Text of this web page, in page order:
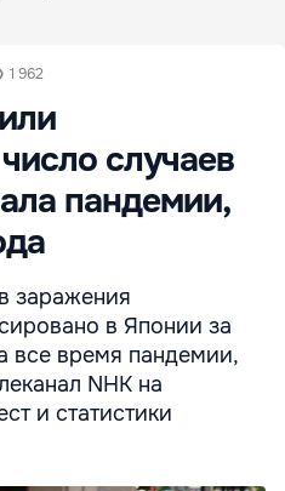
1 962
случаев
пандемии,
заражения
в Японии за
все время пандемии,
NHK на
и статистики